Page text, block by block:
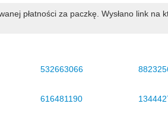
płatności za paczkę. Wysłano link na
532663066
616481190